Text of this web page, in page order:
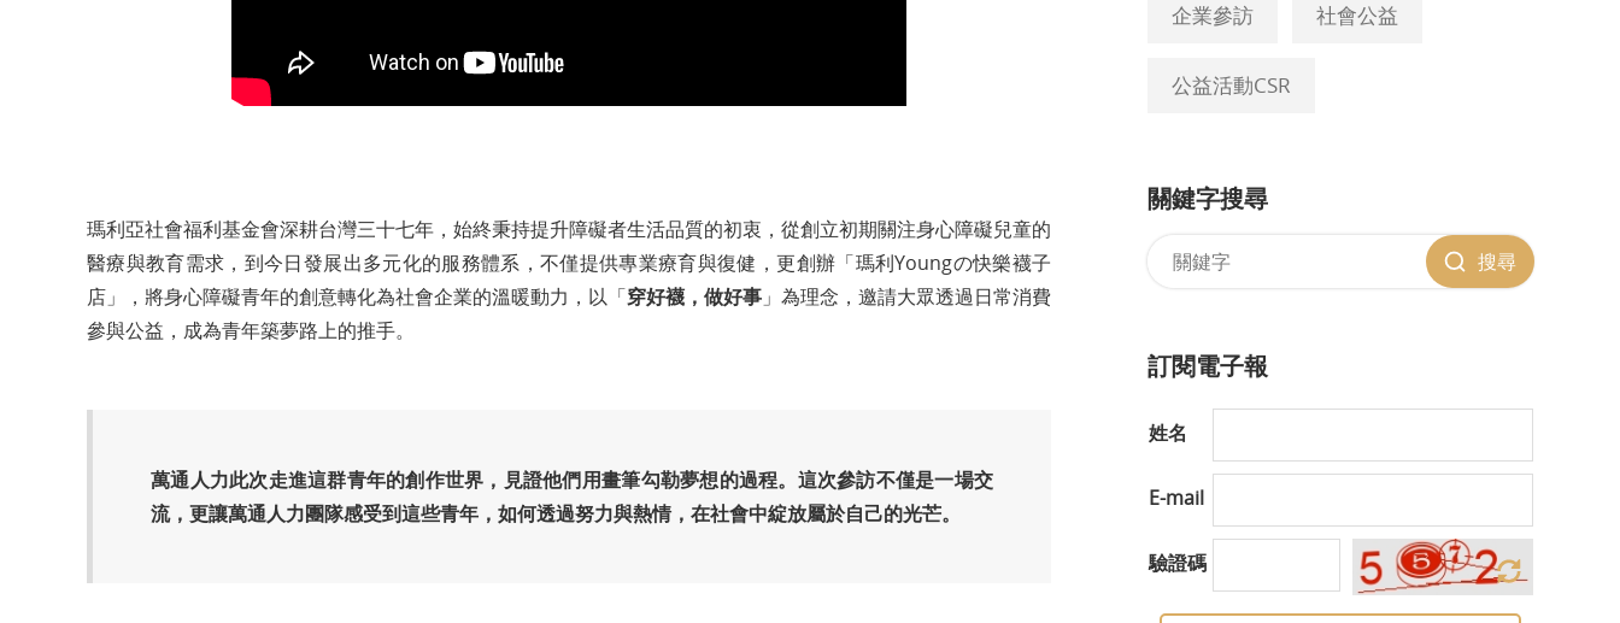
瑪利亞社會福利基金會深耕台灣三十七年，始終秉持提升障礙者生活品質的初衷，從創立初期關注身心障礙兒童的
醫療與教育需求，到今日發展出多元化的服務體系，不僅提供專業療育與復健，更創辦「瑪利Youngの快樂襪子
店」，將身心障礙青年的創意轉化為社會企業的溫暖動力，以「穿好襪，做好事 」為理念，邀請大眾透過日常消費
參與公益，成為青年築夢路上的推手。
萬通人力此次走進這群青年的創作世界，見證他們用畫筆勾勒夢想的過程。這次參訪不僅是一場交
流，更讓萬通人力團隊感受到這些青年，如何透過努力與熱情，在社會中綻放屬於自己的光芒。
企業參訪 社會公益
公益活動CSR
關鍵字搜尋
搜尋
訂閱電子報
姓名
E-mail
驗證碼